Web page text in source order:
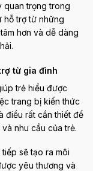
quan trọng trong
hỗ trợ từ những
hơn và dễ dàng
từ gia đình
trẻ hiểu được
trang bị kiến thức
điều rất cần thiết để
nhu cầu của trẻ.
sẽ tạo ra môi
yêu thương và